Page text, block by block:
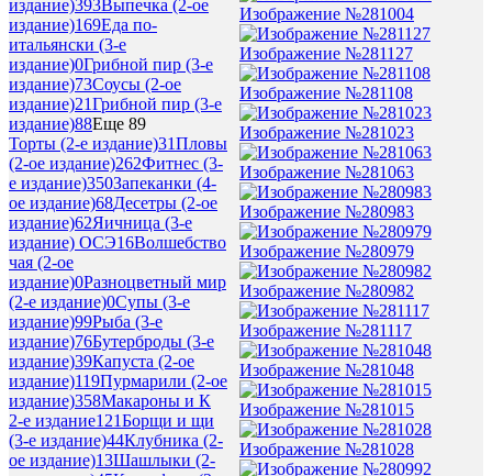
издание)393Выпечка (2-ое
издание)169Еда по-
итальянски (3-е
издание)0Грибной пир (3-е
издание)73Соусы (2-ое
издание)21Грибной пир (3-е
издание)88Еще 89
Торты (2-е издание)31Пловы
(2-ое издание)262Фитнес (3-
е издание)350Запеканки (4-
ое издание)68Десетры (2-ое
издание)62Яичница (3-е
издание) ОСЭ16Волшебство
чая (2-ое
издание)0Разноцветный мир
(2-е издание)0Супы (3-е
издание)99Рыба (3-е
издание)76Бутерброды (3-е
издание)39Капуста (2-ое
издание)119Пурмарили (2-ое
издание)358Макароны и К
2-е издание121Борщи и щи
(3-е издание)44Клубника (2-
ое издание)13Шашлыки (2-
Изображение №281004
Изображение №281127
Изображение №281108
Изображение №281023
Изображение №281063
Изображение №280983
Изображение №280979
Изображение №280982
Изображение №281117
Изображение №281048
Изображение №281015
Изображение №281028